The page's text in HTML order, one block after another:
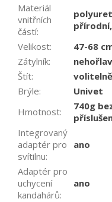
Materiál
vnitřních
částí:
Velikost:
47-68
Zátylník:
Štít:
volitelně
Brýle:
Univet
Hmotnost:
740g
Integrovaný
adaptér pro
svítilnu:
ano
Adaptér pro
uchycení
kandahárů:
ano